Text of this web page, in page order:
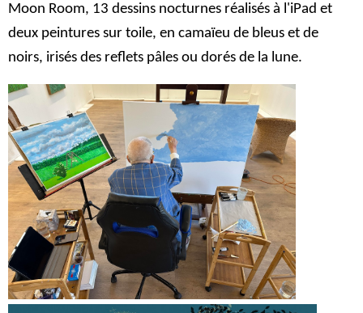
Moon Room, 13 dessins nocturnes réalisés à l'iPad et
deux peintures sur toile, en camaïeu de bleus et de
noirs, irisés des reflets pâles ou dorés de la lune.